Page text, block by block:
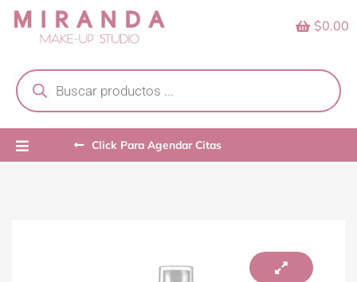
Skip
search
$0.00
Click Para Agendar Citas